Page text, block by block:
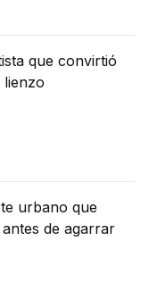
que convirtió
lienzo
urbano que
de agarrar